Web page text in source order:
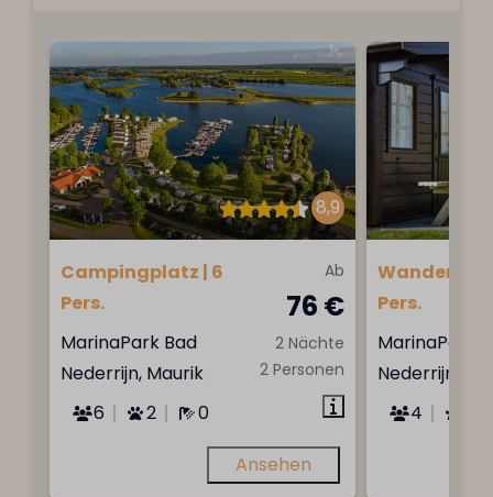
8,9
Ab
76 €
2 Nächte
2 Personen
Campingplatz | 6
Pers.
MarinaPark Bad
Nederrijn, Maurik
6
2 0
Ansehen
Pers.
MarinaPark
Nederrijn,
4